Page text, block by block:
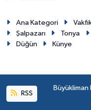
Ana Kategori
Şalpazarı
Tonya
Düğün
Künye
RSS